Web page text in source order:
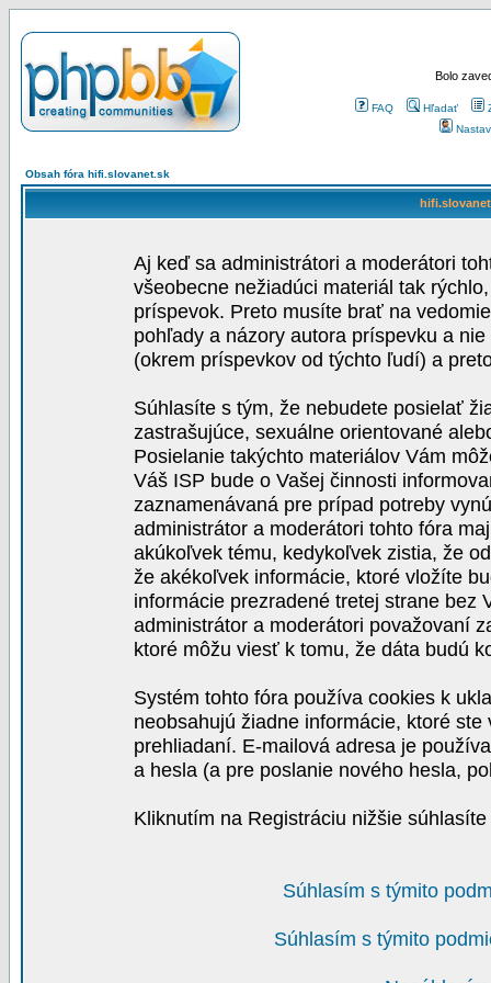
Bolo
FAQ Hľadať
Obsah fóra hifi.slovanet.sk
Aj keď sa administrátori a moderátori
všeobecne nežiadúci materiál tak
príspevok. Preto musíte brať na
pohľady a názory autora príspevku a
(okrem príspevkov od týchto ľudí) a
Súhlasíte s tým, že nebudete posielať
zastrašujúce, sexuálne orientované
Posielanie takýchto materiálov Vám
Váš ISP bude o Vašej činnosti
zaznamenávaná pre prípad potreby
administrátor a moderátori tohto fóra
akúkoľvek tému, kedykoľvek zistia, že
že akékoľvek informácie, ktoré vložíte
informácie prezradené tretej strane bez
administrátor a moderátori považovaní
ktoré môžu viesť k tomu, že dáta budú
Systém tohto fóra používa cookies k
neobsahujú žiadne informácie, ktoré
prehliadaní. E-mailová adresa je
a hesla (a pre poslanie nového hesla,
Kliknutím na Registráciu nižšie
Súhlasím s týmito
Súhlasím s týmito